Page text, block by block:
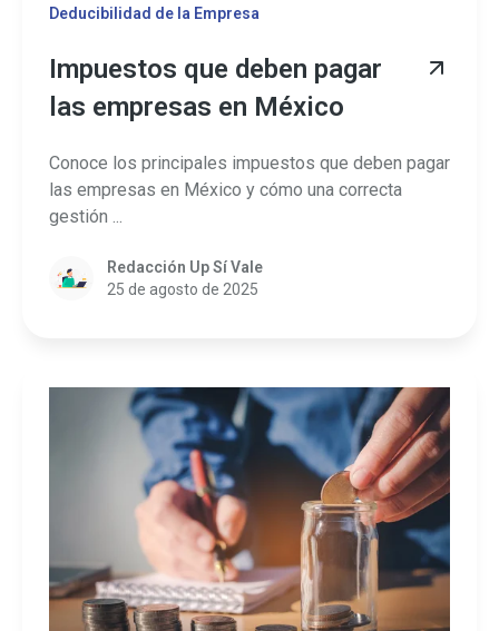
Deducibilidad de la Empresa
Impuestos que deben pagar
las empresas en México
Conoce los principales impuestos que deben pagar
las empresas en México y cómo una correcta
gestión ...
Redacción Up Sí Vale
25 de agosto de 2025